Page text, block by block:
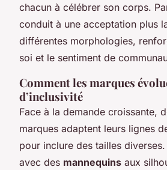
chacun à célébrer son corps.
conduit à une acceptation plus
différentes morphologies,
soi et le sentiment de
Comment les marques
d’inclusivité
Face à la demande croissante,
marques adaptent leurs lignes
pour inclure des tailles
avec des mannequins aux